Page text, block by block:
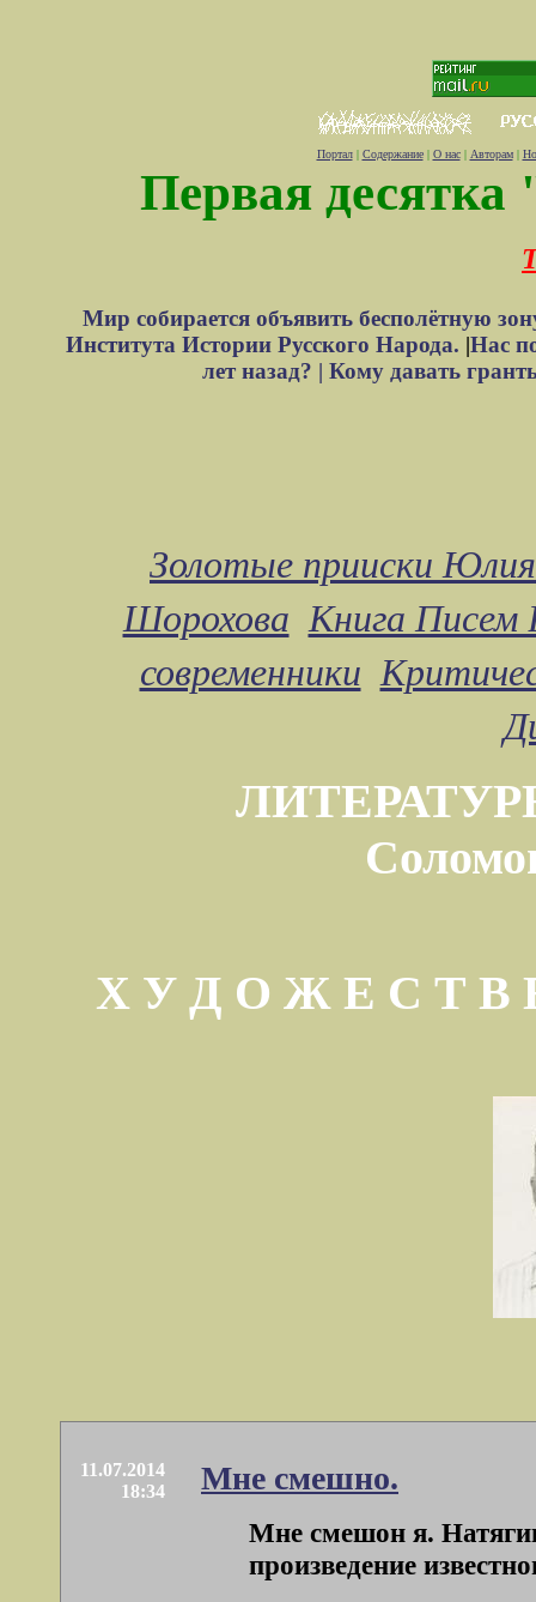
Портал| Содержание| О нас| Авторам|
Первая десятка
Мир собирается объявить бесполётную
Института Истории Русского Народа. |Нас
лет назад? | Кому давать
Золотые прииски
Шорохова Книга Писем
современники
Х У Д О Ж Е С Т
11.07.2014
18:34
Мне смешно.
Мне смешон я.
произведение